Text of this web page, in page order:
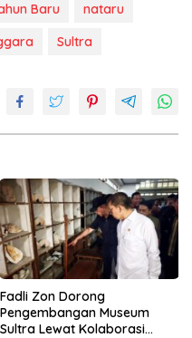
Baru
nataru
Sultra
Fadli Zon Dorong
Pengembangan Museum
Sultra Lewat Kolaborasi